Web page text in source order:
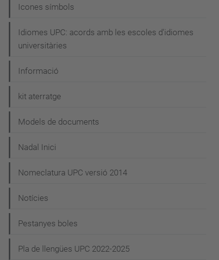
Icones símbols
Idiomes UPC: acords amb les escoles d'idiomes
universitàries
Informació
kit aterratge
Models de documents
Nadal Inici
Nomeclatura UPC versió 2014
Notícies
Pestanyes boles
Pla de llengües UPC 2022-2025